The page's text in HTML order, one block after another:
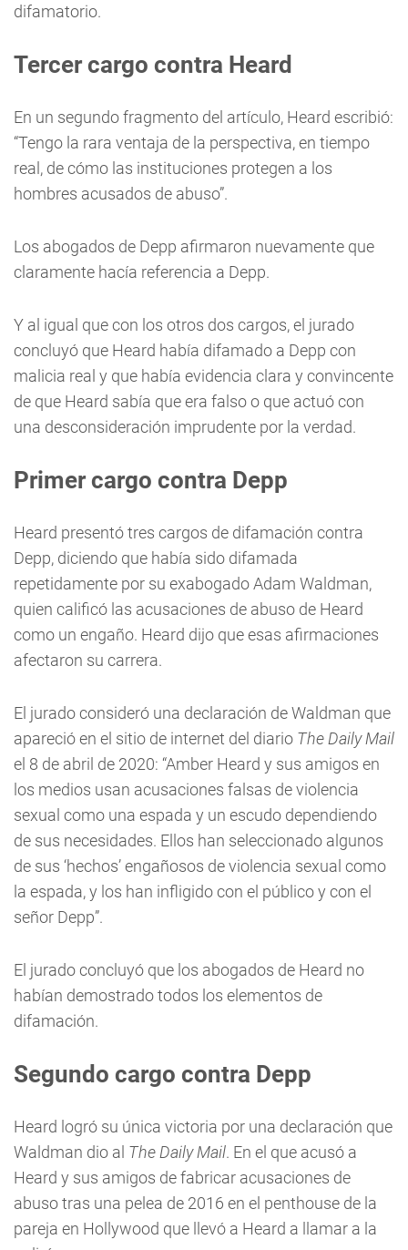
difamatorio.
Tercer cargo contra Heard
En un segundo fragmento del artículo, Heard escribió:
“Tengo la rara ventaja de la perspectiva, en tiempo
real, de cómo las instituciones protegen a los
hombres acusados de abuso”.
Los abogados de Depp afirmaron nuevamente que
claramente hacía referencia a Depp.
Y al igual que con los otros dos cargos, el jurado
concluyó que Heard había difamado a Depp con
malicia real y que había evidencia clara y convincente
de que Heard sabía que era falso o que actuó con
una desconsideración imprudente por la verdad.
Primer cargo contra Depp
Heard presentó tres cargos de difamación contra
Depp, diciendo que había sido difamada
repetidamente por su exabogado Adam Waldman,
quien calificó las acusaciones de abuso de Heard
como un engaño. Heard dijo que esas afirmaciones
afectaron su carrera.
El jurado consideró una declaración de Waldman que
apareció en el sitio de internet del diario The Daily Mail
el 8 de abril de 2020: “Amber Heard y sus amigos en
los medios usan acusaciones falsas de violencia
sexual como una espada y un escudo dependiendo
de sus necesidades. Ellos han seleccionado algunos
de sus ‘hechos’ engañosos de violencia sexual como
la espada, y los han infligido con el público y con el
señor Depp”.
El jurado concluyó que los abogados de Heard no
habían demostrado todos los elementos de
difamación.
Segundo cargo contra Depp
Heard logró su única victoria por una declaración que
Waldman dio al The Daily Mail. En el que acusó a
Heard y sus amigos de fabricar acusaciones de
abuso tras una pelea de 2016 en el penthouse de la
pareja en Hollywood que llevó a Heard a llamar a la